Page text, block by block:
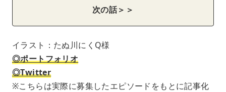
次の話＞＞
イラスト：たぬ川にくQ様
◎ポートフォリオ
◎Twitter
※こちらは実際に募集したエピソードをもとに記事化